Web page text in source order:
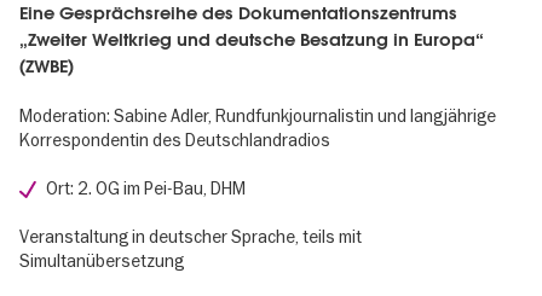
Eine Gesprächsreihe des Dokumentationszentrums
„Zweiter Weltkrieg und deutsche Besatzung in Europa“
(ZWBE)
Moderation: Sabine Adler, Rundfunkjournalistin und langjährige
Korrespondentin des Deutschlandradios
Ort: 2. OG im Pei-Bau, DHM
Veranstaltung in deutscher Sprache, teils mit
Simultanübersetzung